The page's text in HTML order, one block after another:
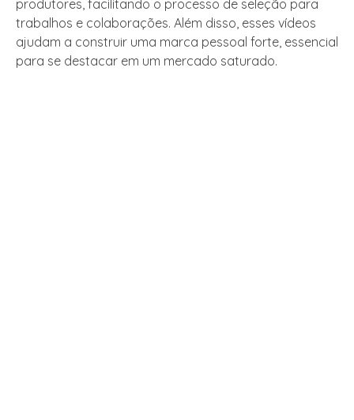
produtores, facilitando o processo de seleção para
trabalhos e colaborações. Além disso, esses vídeos
ajudam a construir uma marca pessoal forte, essencial
para se destacar em um mercado saturado.